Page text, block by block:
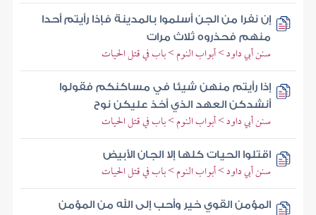
إن نفرا من الجن أسلموا بالمدينة فإذا رأيتم أحدا
منهم فحذروه ثلاث مرات
سنن أبي داود > أبواب النوم > باب في قتل الحيات
إذا رأيتم منهن شيئا في مساكنكم فقولوا
أنشدكن العهد الذي أخذ عليكن نوح
سنن أبي داود > أبواب النوم > باب في قتل الحيات
اقتلوا الحيات كلها إلا الجان الأبيض
سنن أبي داود > أبواب النوم > باب في قتل الحيات
المؤمن القوي خير وأحب إلى الله من المؤمن